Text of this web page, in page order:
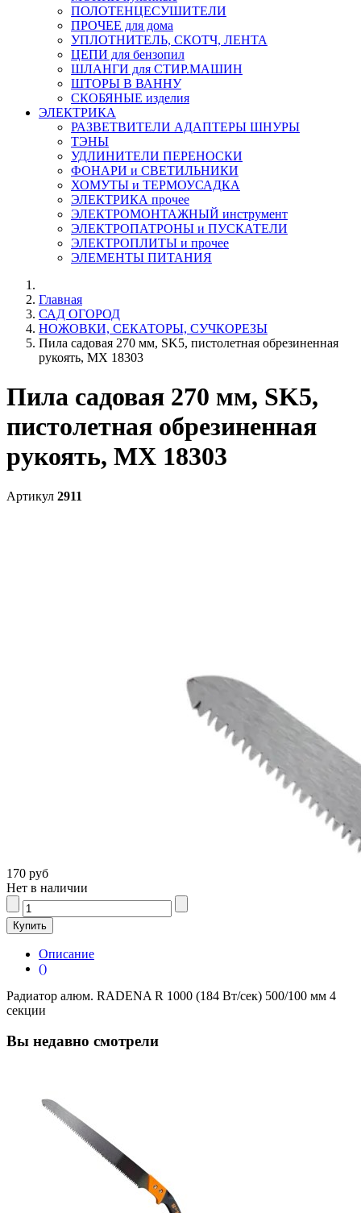
ПОЛОТЕНЦЕСУШИТЕЛИ
ПРОЧЕЕ для дома
УПЛОТНИТЕЛЬ, СКОТЧ, ЛЕНТА
ЦЕПИ для бензопил
ШЛАНГИ для СТИР.МАШИН
ШТОРЫ В ВАННУ
СКОБЯНЫЕ изделия
ЭЛЕКТРИКА
РАЗВЕТВИТЕЛИ АДАПТЕРЫ ШНУРЫ
ТЭНЫ
УДЛИНИТЕЛИ ПЕРЕНОСКИ
ФОНАРИ и СВЕТИЛЬНИКИ
ХОМУТЫ и ТЕРМОУСАДКА
ЭЛЕКТРИКА прочее
ЭЛЕКТРОМОНТАЖНЫЙ инструмент
ЭЛЕКТРОПАТРОНЫ и ПУСКАТЕЛИ
ЭЛЕКТРОПЛИТЫ и прочее
ЭЛЕМЕНТЫ ПИТАНИЯ
Главная
САД ОГОРОД
НОЖОВКИ, СЕКАТОРЫ, СУЧКОРЕЗЫ
Пила садовая 270 мм, SK5, пистолетная обрезиненная
рукоять, MX 18303
Пила садовая 270 мм, SK5,
пистолетная обрезиненная
рукоять, MX 18303
Артикул 2911
170 руб
Нет в наличии
Описание
()
Радиатор алюм. RADENA R 1000 (184 Вт/сек) 500/100 мм 4
секции
Вы недавно смотрели